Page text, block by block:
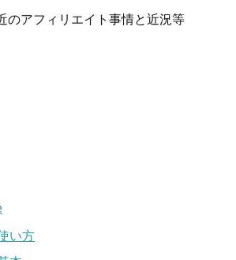
のアフィリエイト事情と近況等
い方